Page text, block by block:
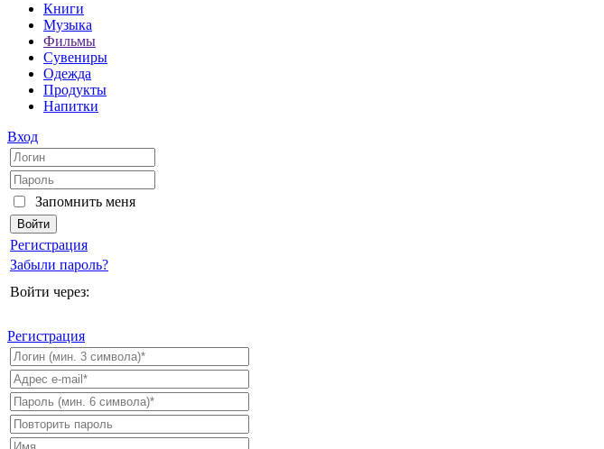
Книги
Музыка
Фильмы
Сувениры
Одежда
Продукты
Напитки
Вход
Запомнить меня
Регистрация
Забыли пароль?
Войти через:
Регистрация